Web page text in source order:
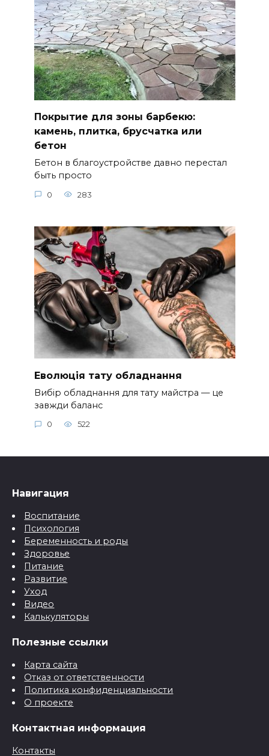
Покрытие для зоны барбекю:
камень, плитка, брусчатка или
бетон
Бетон в благоустройстве давно перестал
быть просто
0 283
Еволюція тату обладнання
Вибір обладнання для тату майстра — це
завжди баланс
0 522
Навигация
Воспитание
Психология
Беременность и роды
Здоровье
Питание
Развитие
Уход
Видео
Калькуляторы
Полезные ссылки
Карта сайта
Отказ от ответственности
Политика конфиденциальности
О проекте
Контактная информация
Контакты